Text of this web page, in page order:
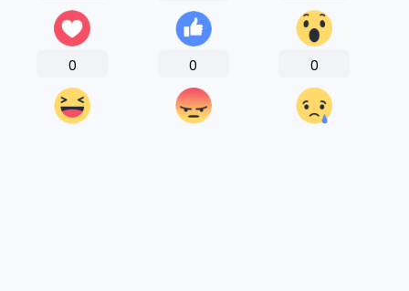
0 0 0